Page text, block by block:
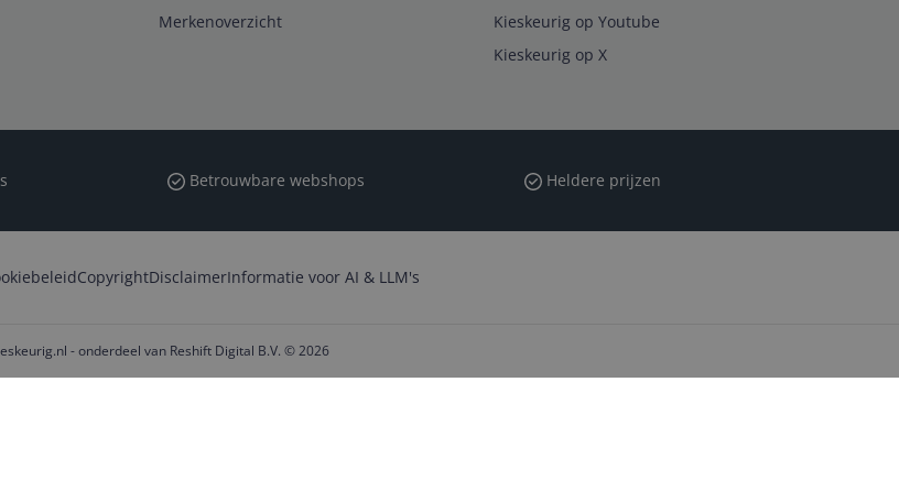
Merkenoverzicht
Kieskeurig op Youtube
Kieskeurig op X
Betrouwbare webshops Heldere prijzen
CopyrightDisclaimerInformatie voor AI & LLM's
- onderdeel van Reshift Digital B.V. © 2026